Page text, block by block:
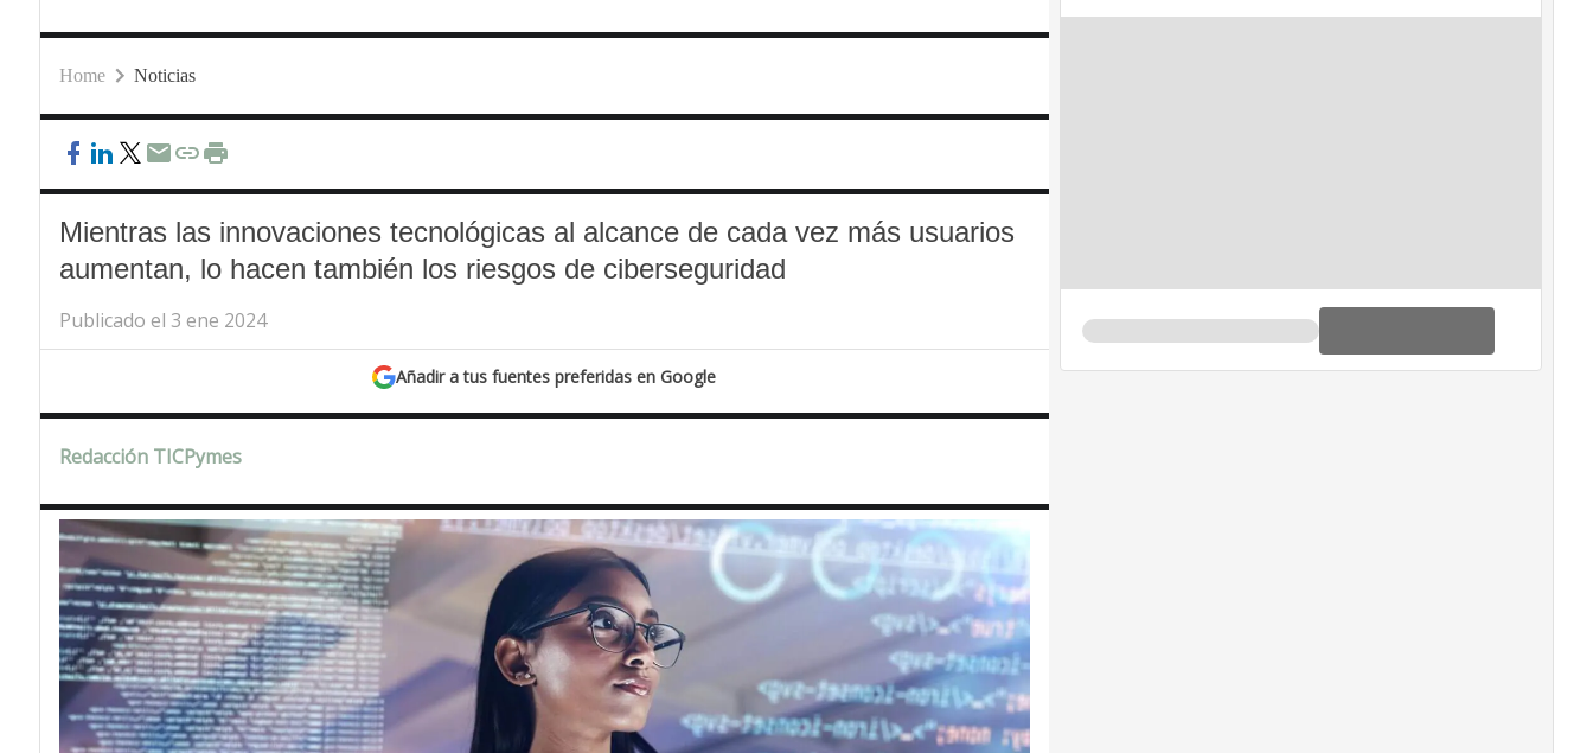
Home Noticias
Mientras las innovaciones tecnológicas al alcance de cada vez más usuarios
aumentan, lo hacen también los riesgos de ciberseguridad
Publicado el 3 ene 2024
Añadir a tus fuentes preferidas en Google
Redacción TICPymes